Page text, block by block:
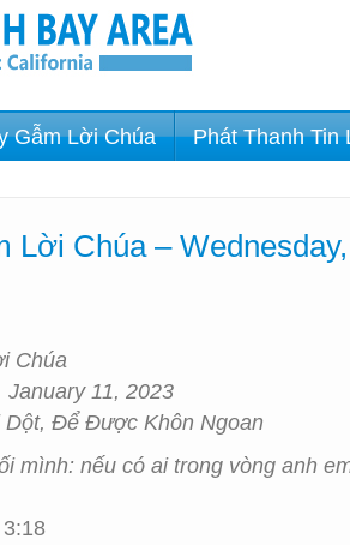
Gẫm Lời Chúa Phát Thanh Tin
Lời Chúa –
Chúa
January 11, 2023
Dột, Để Được Khôn Ngoan
mình: nếu có ai trong vòng anh